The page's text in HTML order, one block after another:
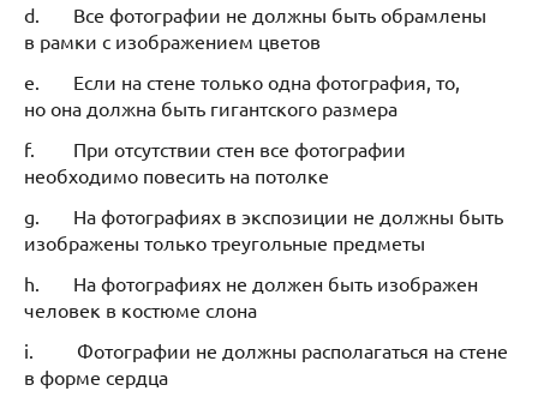
d. Все фотографии не должны быть обрамлены
в рамки с изображением цветов
e. Если на стене только одна фотография, то,
но она должна быть гигантского размера
f. При отсутствии стен все фотографии
необходимо повесить на потолке
g. На фотографиях в экспозиции не должны быть
изображены только треугольные предметы
h. На фотографиях не должен быть изображен
человек в костюме слона
i. Фотографии не должны располагаться на стене
в форме сердца